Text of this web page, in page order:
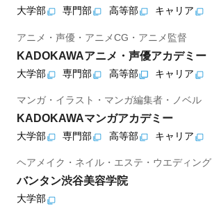
大学部 専門部 高等部 キャリア
アニメ・声優・アニメCG・アニメ監督
KADOKAWAアニメ・声優アカデミー
大学部 専門部 高等部 キャリア
マンガ・イラスト・マンガ編集者・ノベル
KADOKAWAマンガアカデミー
大学部 専門部 高等部 キャリア
ヘアメイク・ネイル・エステ・ウエディング
バンタン渋谷美容学院
大学部